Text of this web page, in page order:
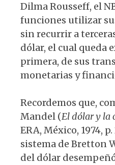
Dilma Rousseff, el
funciones utilizar
sin recurrir a
dólar, el cual queda
primera, de sus
monetarias y
Recordemos que,
Mandel (El dólar y la
ERA, México, 1974,
sistema de Bretton
del dólar